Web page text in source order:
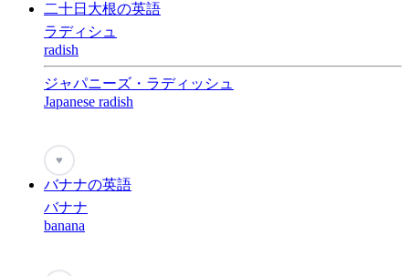
二十日大根の英語
ラディシュ
radish
ジャパニーズ・ラディッシュ
Japanese radish
♥
バナナの英語
バナナ
banana